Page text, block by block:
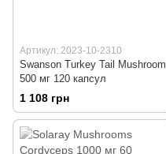
Артикул: 2023-10-2310
Swanson Turkey Tail Mushroom
500 мг 120 капсул
1 108 грн